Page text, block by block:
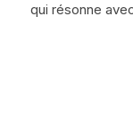
qui résonne